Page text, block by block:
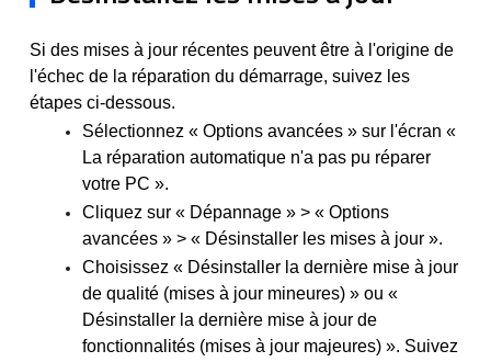
Si des mises à jour récentes peuvent être à l'origine de
l'échec de la réparation du démarrage, suivez les
étapes ci-dessous.
Sélectionnez « Options avancées » sur l'écran «
La réparation automatique n'a pas pu réparer
votre PC ».
Cliquez sur « Dépannage » > « Options
avancées » > « Désinstaller les mises à jour ».
Choisissez « Désinstaller la dernière mise à jour
de qualité (mises à jour mineures) » ou «
Désinstaller la dernière mise à jour de
fonctionnalités (mises à jour majeures) ». Suivez